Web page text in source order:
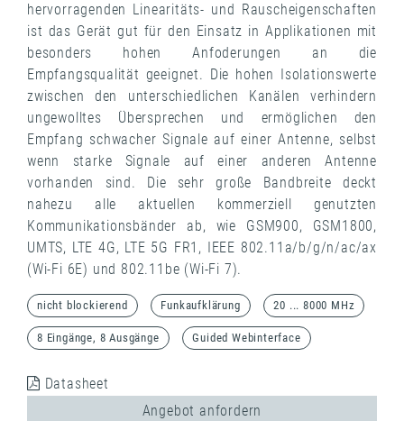
hervorragenden Linearitäts- und Rauscheigenschaften
ist das Gerät gut für den Einsatz in Applikationen mit
besonders hohen Anfoderungen an die
Empfangsqualität geeignet. Die hohen Isolationswerte
zwischen den unterschiedlichen Kanälen verhindern
ungewolltes Übersprechen und ermöglichen den
Empfang schwacher Signale auf einer Antenne, selbst
wenn starke Signale auf einer anderen Antenne
vorhanden sind. Die sehr große Bandbreite deckt
nahezu alle aktuellen kommerziell genutzten
Kommunikationsbänder ab, wie GSM900, GSM1800,
UMTS, LTE 4G, LTE 5G FR1, IEEE 802.11a/b/g/n/ac/ax
(Wi-Fi 6E) und 802.11be (Wi-Fi 7).
nicht blockierend Funkaufklärung 20 ... 8000 MHz
8 Eingänge, 8 Ausgänge Guided Webinterface
Datasheet
Angebot anfordern